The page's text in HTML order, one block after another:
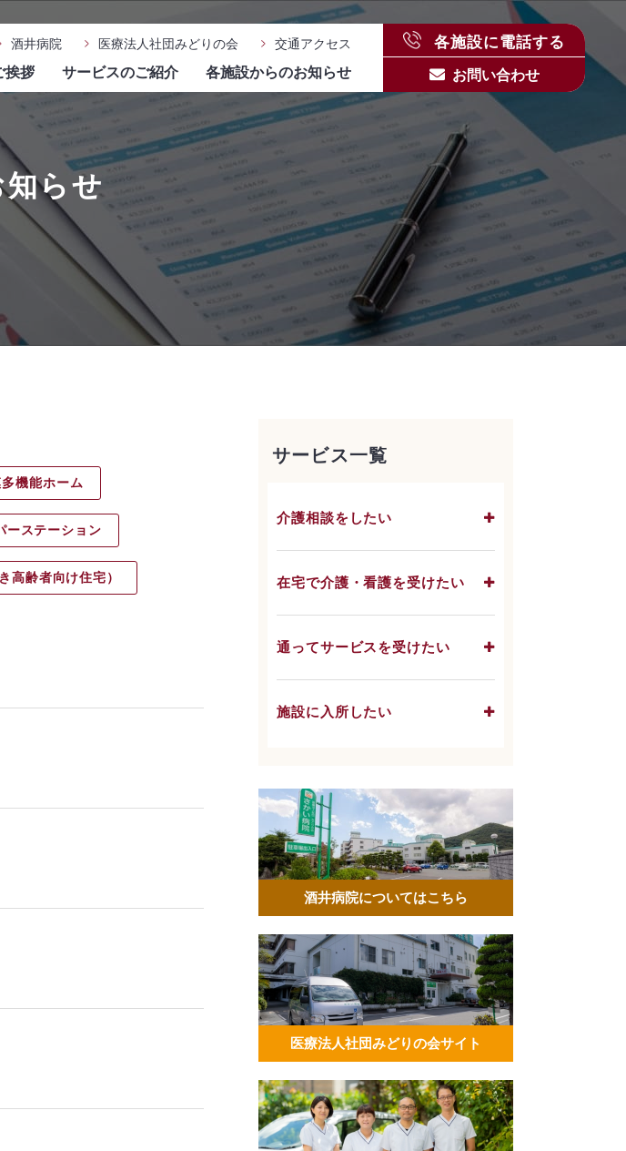
酒井病院 医療法人社団みどりの会 交通アクセス
挨拶 サービスのご紹介 各施設からのお知らせ
各施設に電話する
お問い合わせ
知らせ
機能ホーム
ーステーション
高齢者向け住宅）
サービス一覧
介護相談をしたい
在宅で介護・看護を受けたい
通ってサービスを受けたい
施設に入所したい
酒井病院についてはこちら
医療法人社団みどりの会サイト